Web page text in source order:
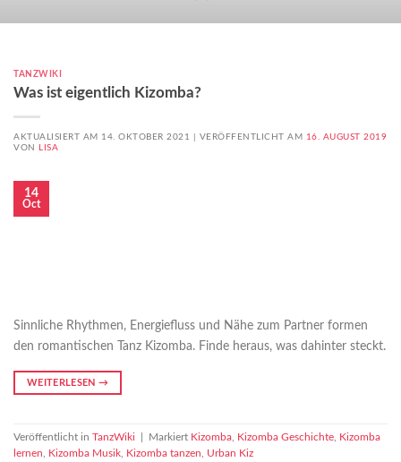
TANZWIKI
Was ist eigentlich Kizomba?
AKTUALISIERT AM 14. OKTOBER 2021 | VERÖFFENTLICHT AM 16. AUGUST 2019
VON
LISA
14
Oct
Sinnliche Rhythmen, Energiefluss und Nähe zum Partner formen
den romantischen Tanz Kizomba. Finde heraus, was dahinter steckt.
WEITERLESEN →
Veröffentlicht in TanzWiki Markiert Kizomba Kizomba Geschichte
Kizomba
lernen
Kizomba Musik Kizomba tanzen
Urban Kiz